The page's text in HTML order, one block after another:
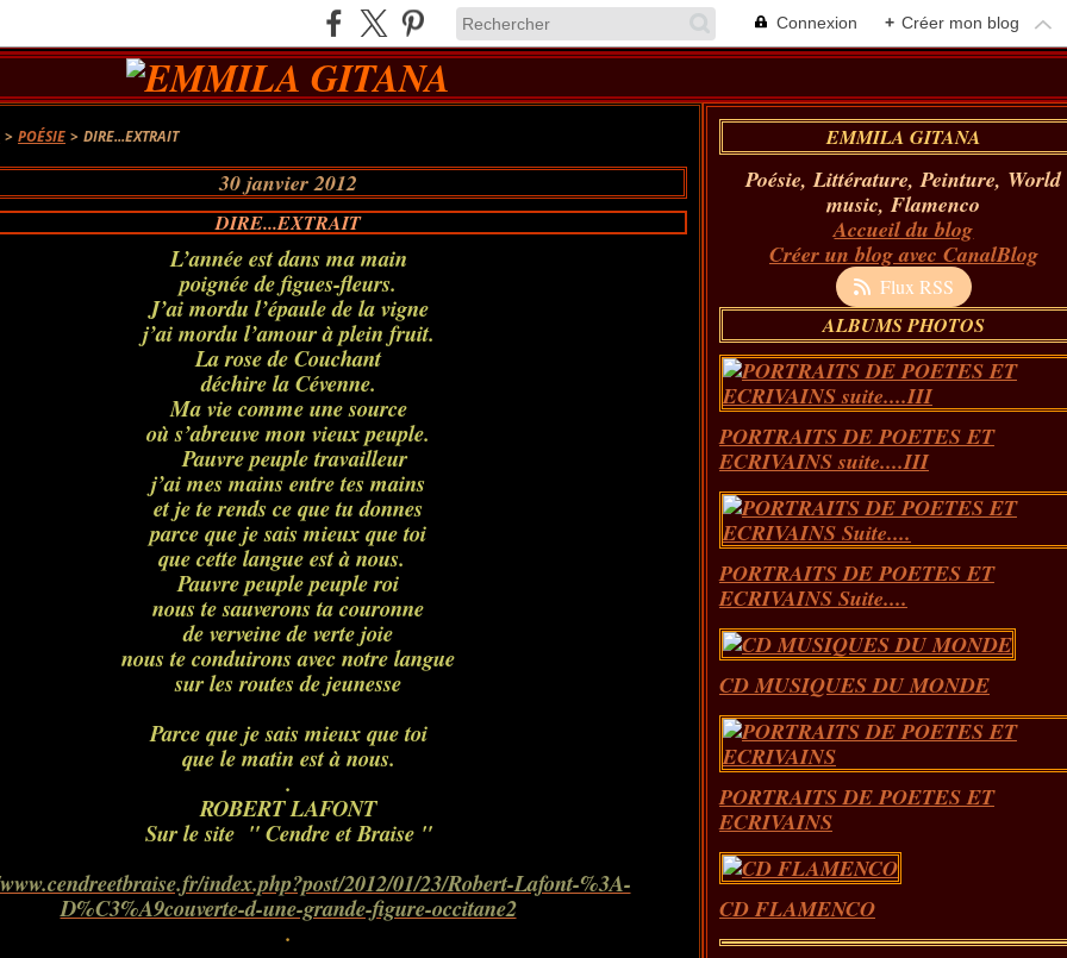
Connexion + Créer mon blog
> POÉSIE > DIRE...EXTRAIT
30 janvier 2012
DIRE...EXTRAIT
L’année est dans ma main
poignée de figues-fleurs.
J’ai mordu l’épaule de la vigne
j’ai mordu l’amour à plein fruit.
La rose de Couchant
déchire la Cévenne.
Ma vie comme une source
où s’abreuve mon vieux peuple.
Pauvre peuple travailleur
j’ai mes mains entre tes mains
et je te rends ce que tu donnes
parce que je sais mieux que toi
que cette langue est à nous.
Pauvre peuple peuple roi
nous te sauverons ta couronne
de verveine de verte joie
nous te conduirons avec notre langue
sur les routes de jeunesse
Parce que je sais mieux que toi
que le matin est à nous.
.
ROBERT LAFONT
Sur le site " Cendre et Braise "
index.php?post/2012/01/23/Robert-Lafont-%3A-
D%C3%A9couverte-d-une-grande-figure-occitane2
.
EMMILA GITANA
Poésie, Littérature, Peinture, World
music, Flamenco
Accueil du blog
Créer un blog avec CanalBlog
Flux RSS
ALBUMS PHOTOS
PORTRAITS DE POETES ET
ECRIVAINS suite....III
PORTRAITS DE POETES ET
ECRIVAINS Suite....
CD MUSIQUES DU MONDE
PORTRAITS DE POETES ET
ECRIVAINS
CD FLAMENCO